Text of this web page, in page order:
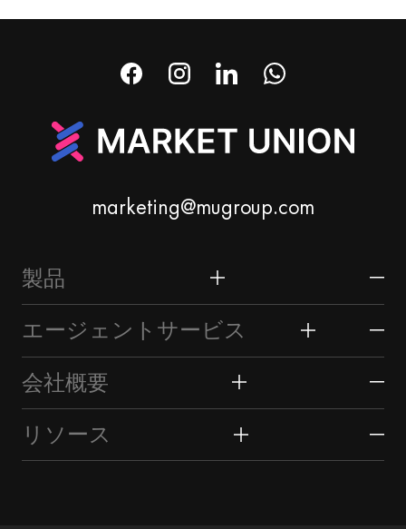
marketing@mugroup.com
製品
ホーム＆ガーデン
祭り＆パーティー用品
時計＆ジュエリー
おもちゃ＆趣味
エージェントサービス
義烏市場
義烏について
広州市場
会社概要
マーケットユニオンプロフィール
リソース